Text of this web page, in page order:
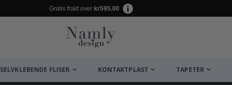
Gratis frakt over kr595.00
SELVKLEBENDE FLISER KONTAKTPLAST TAPETER